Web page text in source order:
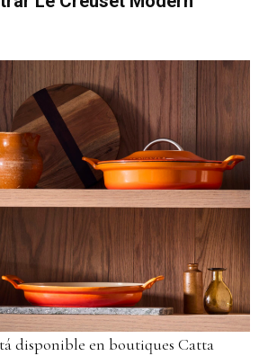
disponible en boutiques Catta